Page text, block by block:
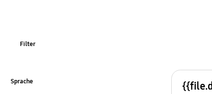
Firmware-Update
Filter
Sprache